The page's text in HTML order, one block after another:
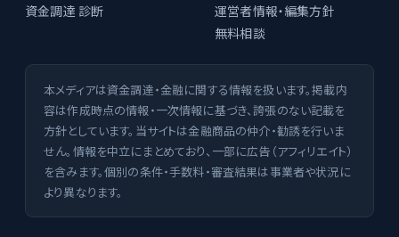
資金調達 診断
運営者情報・編集方針
無料相談
本メディアは資金調達・金融に関する情報を扱います。掲載内
容は作成時点の情報・一次情報に基づき、誇張のない記載を
方針としています。当サイトは金融商品の仲介・勧誘を行いま
せん。情報を中立にまとめており、一部に広告（アフィリエイト）
を含みます。個別の条件・手数料・審査結果は事業者や状況に
より異なります。